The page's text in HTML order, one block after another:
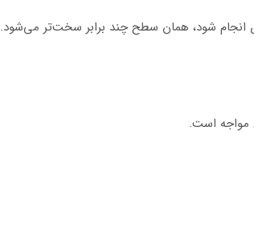
شود، همان سطح چند برابر سخت‌تر می‌شود.
مواجه است.